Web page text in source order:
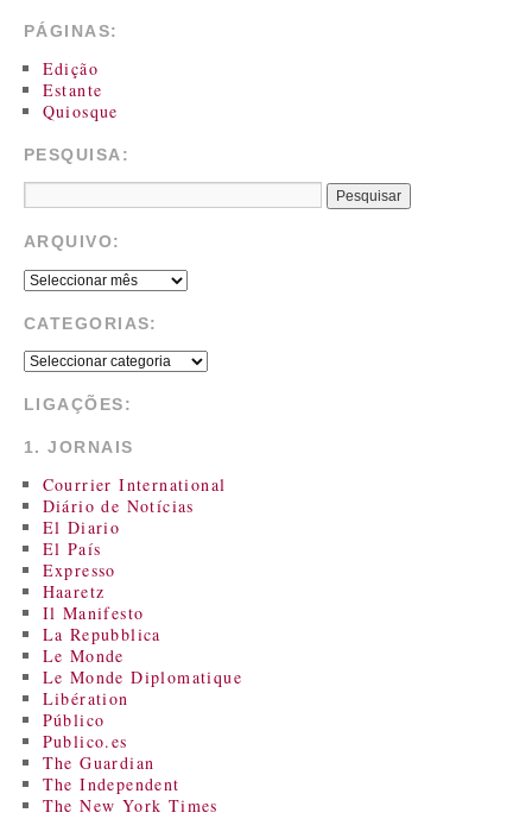
PÁGINAS:
Edição
Estante
Quiosque
PESQUISA:
ARQUIVO:
CATEGORIAS:
LIGAÇÕES:
1. JORNAIS
Courrier International
Diário de Notícias
El Diario
El País
Expresso
Haaretz
Il Manifesto
La Repubblica
Le Monde
Le Monde Diplomatique
Libération
Público
Publico.es
The Guardian
The Independent
The New York Times